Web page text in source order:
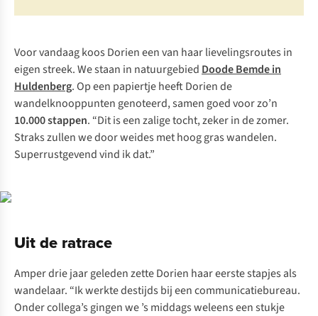
Voor vandaag koos Dorien een van haar lievelingsroutes in
eigen streek. We staan in natuurgebied Doode Bemde in
Huldenberg. Op een papiertje heeft Dorien de
wandelknooppunten genoteerd, samen goed voor zo’n
10.000 stappen. “Dit is een zalige tocht, zeker in de zomer.
Straks zullen we door weides met hoog gras wandelen.
Superrustgevend vind ik dat.”
Uit de ratrace
Amper drie jaar geleden zette Dorien haar eerste stapjes als
wandelaar. “Ik werkte destijds bij een communicatiebureau.
Onder collega’s gingen we ’s middags weleens een stukje